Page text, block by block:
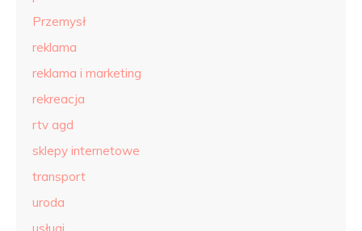
Przemysł
reklama
reklama i marketing
rekreacja
rtv agd
sklepy internetowe
transport
uroda